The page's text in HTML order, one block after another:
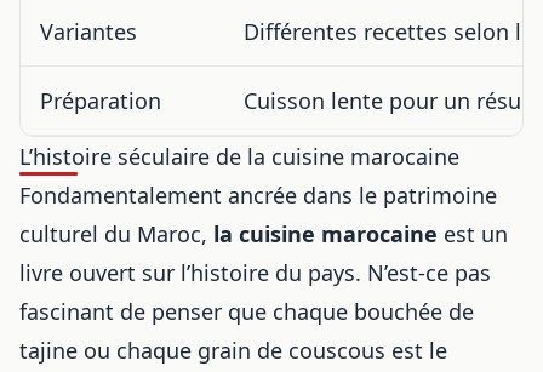
Variantes Différentes recettes selon
Préparation
Cuisson lente pour un
L’histoire séculaire de la cuisine marocaine
Fondamentalement ancrée dans le patrimoine
culturel du Maroc, la cuisine marocaine est un
livre ouvert sur l’histoire du pays. N’est-ce pas
fascinant de penser que chaque bouchée de
tajine ou chaque grain de couscous est le